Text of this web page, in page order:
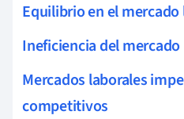
Equilibrio en el mercado
Ineficiencia del mercado
Mercados laborales
competitivos